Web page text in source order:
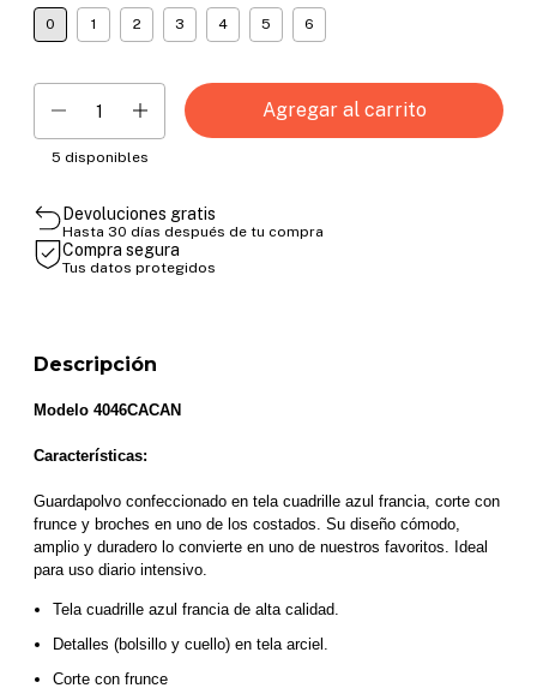
0 1 2 3 4 5 6
5 disponibles
Devoluciones gratis
Hasta 30 días después de tu compra
Compra segura
Tus datos protegidos
Descripción
Modelo 4046CACAN
Características:
Guardapolvo confeccionado en tela cuadrille azul francia, corte con
frunce y broches en uno de los costados. Su diseño cómodo,
amplio y duradero lo convierte en uno de nuestros favoritos. Ideal
para uso diario intensivo.
Tela cuadrille azul francia de alta calidad.
Detalles (bolsillo y cuello) en tela arciel.
Corte con frunce